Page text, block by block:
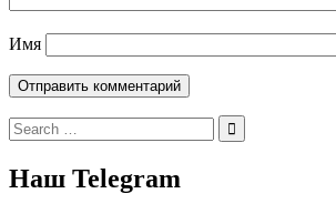
Имя
Search
for:
Наш Telegram